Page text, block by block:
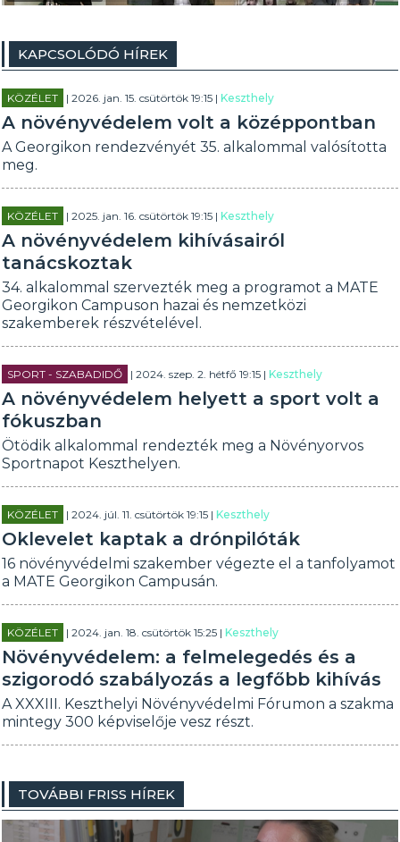
KAPCSOLÓDÓ HÍREK
KÖZÉLET | 2026. jan. 15. csütörtök 19:15 |Keszthely
A növényvédelem volt a középpontban
A Georgikon rendezvényét 35. alkalommal valósította
meg.
KÖZÉLET | 2025. jan. 16. csütörtök 19:15 |Keszthely
A növényvédelem kihívásairól
tanácskoztak
34. alkalommal szervezték meg a programot a MATE
Georgikon Campuson hazai és nemzetközi
szakemberek részvételével.
SPORT - SZABADIDŐ | 2024. szep. 2. hétfő 19:15 |Keszthely
A növényvédelem helyett a sport volt a
fókuszban
Ötödik alkalommal rendezték meg a Növényorvos
Sportnapot Keszthelyen.
KÖZÉLET | 2024. júl. 11. csütörtök 19:15 |Keszthely
Oklevelet kaptak a drónpilóták
16 növényvédelmi szakember végezte el a tanfolyamot
a MATE Georgikon Campusán.
KÖZÉLET | 2024. jan. 18. csütörtök 15:25 |Keszthely
Növényvédelem: a felmelegedés és a
szigorodó szabályozás a legfőbb kihívás
A XXXIII. Keszthelyi Növényvédelmi Fórumon a szakma
mintegy 300 képviselője vesz részt.
TOVÁBBI FRISS HÍREK